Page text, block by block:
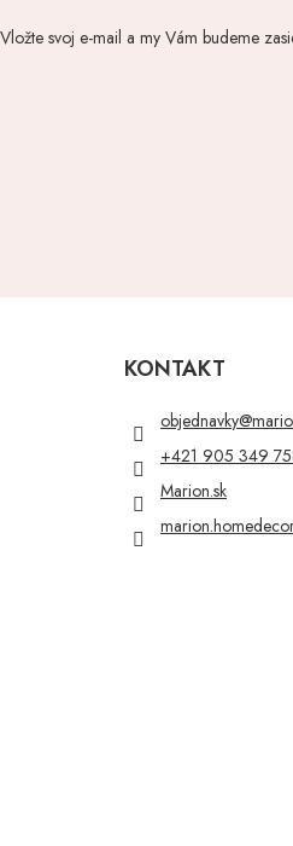
Vložte svoj e-mail a my Vám budeme
KONTAKT
objednavky@
+421 905 349
Marion.sk